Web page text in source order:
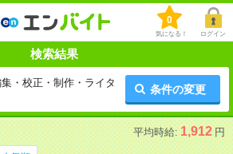
0
気になる！ ログイン
検索結果
・校正・制作・ライタ
条件の変更
平均時給: 1,912 円